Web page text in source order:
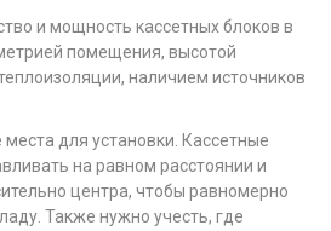
и мощность кассетных блоков в
помещения, высотой
наличием источников
для установки. Кассетные
на равном расстоянии и
центра, чтобы равномерно
Также нужно учесть, где